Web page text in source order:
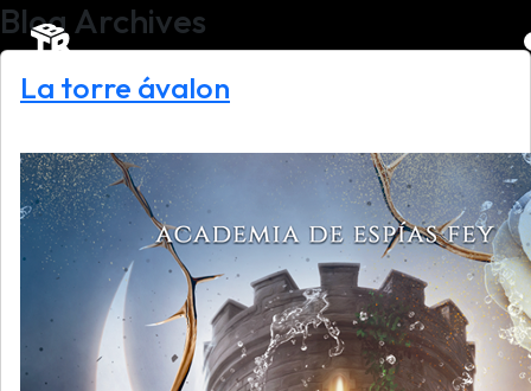
Blog Archives
La torre ávalon